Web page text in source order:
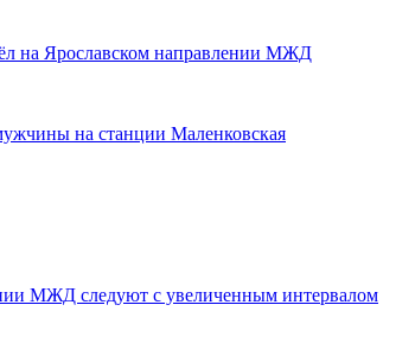
на Ярославском направлении МЖД
на станции Маленковская
МЖД следуют с увеличенным интервалом